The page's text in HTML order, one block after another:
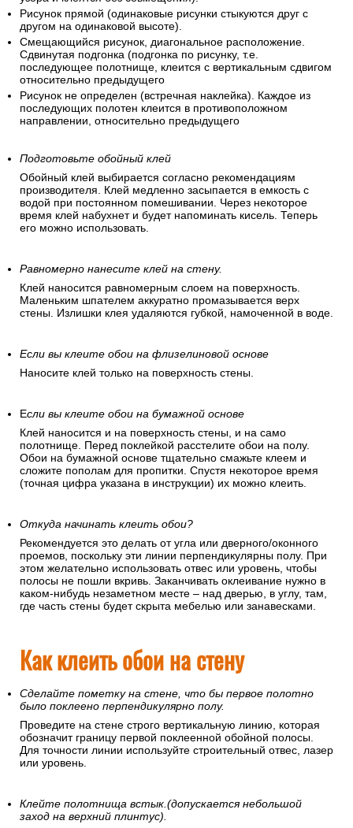
Рисунок прямой (одинаковые рисунки стыкуются друг с
другом на одинаковой высоте).
Смещающийся рисунок, диагональное расположение.
Сдвинутая подгонка (подгонка по рисунку, т.е.
последующее полотнище, клеится с вертикальным сдвигом
относительно предыдущего
Рисунок не определен (встречная наклейка). Каждое из
последующих полотен клеится в противоположном
направлении, относительно предыдущего
Подготовьте обойный клей
Обойный клей выбирается согласно рекомендациям
производителя. Клей медленно засыпается в емкость с
водой при постоянном помешивании. Через некоторое
время клей набухнет и будет напоминать кисель. Теперь
его можно использовать.
Равномерно нанесите клей на стену.
Клей наносится равномерным слоем на поверхность.
Маленьким шпателем аккуратно промазывается верх
стены. Излишки клея удаляются губкой, намоченной в воде.
Если вы клеите обои на флизелиновой основе
Наносите клей только на поверхность стены.
Если вы клеите обои на бумажной основе
Клей наносится и на поверхность стены, и на само
полотнище. Перед поклейкой расстелите обои на полу.
Обои на бумажной основе тщательно смажьте клеем и
сложите пополам для пропитки. Спустя некоторое время
(точная цифра указана в инструкции) их можно клеить.
Откуда начинать клеить обои?
Рекомендуется это делать от угла или дверного/оконного
проемов, поскольку эти линии перпендикулярны полу. При
этом желательно использовать отвес или уровень, чтобы
полосы не пошли вкривь. Заканчивать оклеивание нужно в
каком-нибудь незаметном месте – над дверью, в углу, там,
где часть стены будет скрыта мебелью или занавесками.
Как клеить обои на стену
Сделайте пометку на стене, что бы первое полотно
было поклеено перпендикулярно полу.
Проведите на стене строго вертикальную линию, которая
обозначит границу первой поклеенной обойной полосы.
Для точности линии используйте строительный отвес, лазер
или уровень.
Клейте полотнища встык.(допускается небольшой
заход на верхний плинтус).